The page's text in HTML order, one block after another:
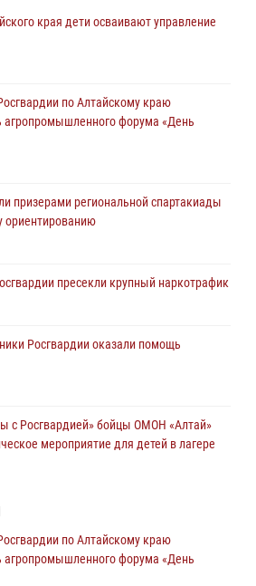
края дети осваивают управление
по Алтайскому краю
агропромышленного форума «День
призерами региональной спартакиады
ориентированию
пресекли крупный наркотрафик
Росгвардии оказали помощь
с Росгвардией» бойцы ОМОН «Алтай»
мероприятие для детей в лагере
по Алтайскому краю
агропромышленного форума «День